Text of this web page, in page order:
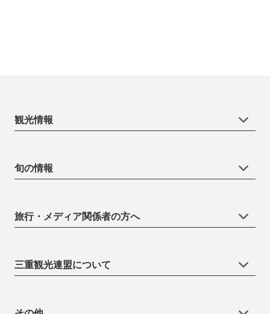
観光情報
旬の情報
旅行・メディア関係者の方へ
三重観光連盟について